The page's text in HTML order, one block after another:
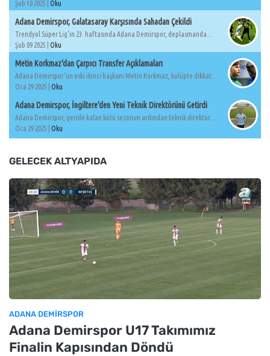
Şub 10 2025 | Oku
Adana Demirspor, Galatasaray Karşısında Sahadan Çekildi
Trendyol Süper Lig'in 23. haftasında Adana Demirspor, deplasmanda...
Şub 09 2025 | Oku
Metin Korkmaz'dan Çarpıcı Transfer Açıklamaları
Adana Demirspor'un eski ikinci başkanı Metin Korkmaz, kulüpte dikkat...
Oca 29 2025 | Oku
Adana Demirspor, İngiltere'den Yeni Teknik Direktörünü Getirdi
Adana Demirspor, geride kalan kötü sezonun ardından teknik direktör...
Oca 29 2025 | Oku
GELECEK ALTYAPIDA
ADANA DEMIRSPOR
Adana Demirspor U17 Takımımız
Finalin Kapısından Döndü